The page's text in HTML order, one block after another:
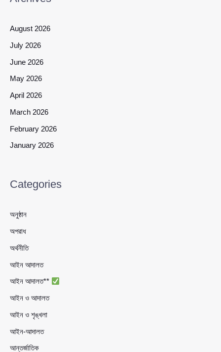
August 2026
July 2026
June 2026
May 2026
April 2026
March 2026
February 2026
January 2026
Categories
অনুষ্ঠান
অপরাধ
অর্থনীতি
আইন আদালত
আইন আদালত**
আইন ও আদালত
আইন ও শৃঙ্খলা
আইন-আদালত
আন্তর্জাতিক